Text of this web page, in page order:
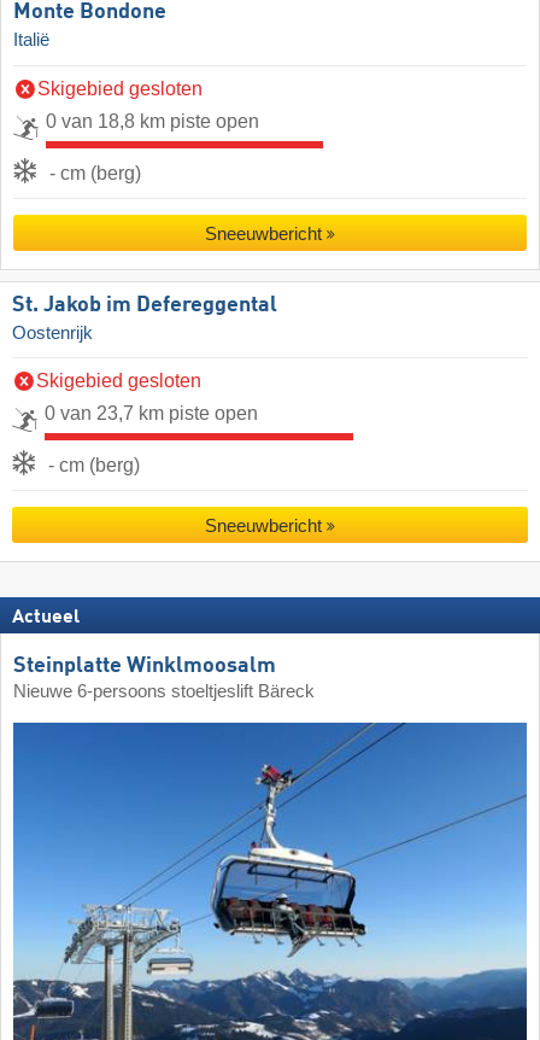
Monte Bondone
Italië
Skigebied gesloten
0 van 18,8 km piste open
- cm (berg)
Sneeuwbericht
St. Jakob im Defereggental
Oostenrijk
Skigebied gesloten
0 van 23,7 km piste open
- cm (berg)
Sneeuwbericht
Actueel
Steinplatte Winklmoosalm
Nieuwe 6-persoons stoeltjeslift Bäreck